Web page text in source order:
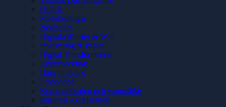
UI/UX
Molnlösningar
Nearshore
Digitala tjänster & Web
Investering & kapital
Digital Transformation
Apputveckling
Data analytics
Embedded
Kommunikation och varumärke
Business Acceleration